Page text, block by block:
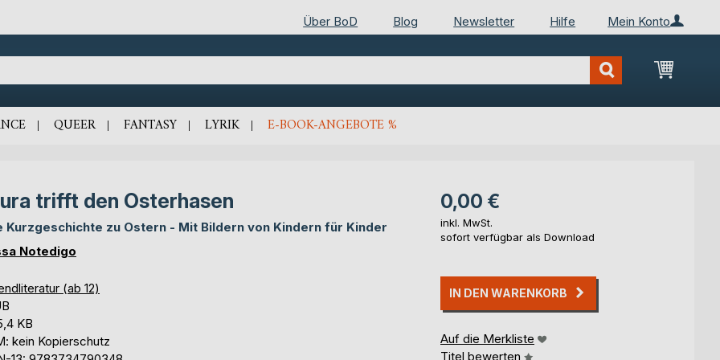
Mein Konto
Über BoD Blog Newsletter Hilfe
Mein
QUEER FANTASY LYRIK E-BOOK-ANGEBOTE %
trifft den Osterhasen
Kurzgeschichte zu Ostern - Mit Bildern von Kindern für Kinder
Notedigo
(ab 12)
KB
kein Kopierschutz
0,00 €
inkl. MwSt.
sofort verfügbar als Download
IN DEN WARENKORB
Auf die Merkliste
Titel bewerten